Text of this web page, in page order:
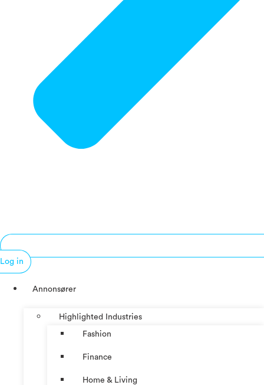
Log in
Annonsører
Highlighted Industries
Fashion
Finance
Home & Living